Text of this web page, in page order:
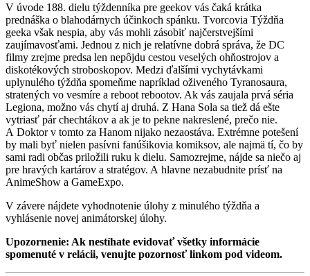
V úvode 188. dielu týždenníka pre geekov vás čaká krátka
prednáška o blahodárnych účinkoch spánku. Tvorcovia Týždňa
geeka však nespia, aby vás mohli zásobiť najčerstvejšími
zaujímavosťami. Jednou z nich je relatívne dobrá správa, že DC
filmy zrejme predsa len nepôjdu cestou veselých ohňostrojov a
diskotékových stroboskopov. Medzi ďalšími vychytávkami
uplynulého týždňa spomeňme napríklad oživeného Tyranosaura,
stratených vo vesmíre a reboot rebootov. Ak vás zaujala prvá séria
Legiona, možno vás chytí aj druhá. Z Hana Sola sa tiež dá ešte
vytriasť pár chechtákov a ak je to pekne nakreslené, prečo nie.
A Doktor v tomto za Hanom nijako nezaostáva. Extrémne potešení
by mali byť nielen pasívni fanúšikovia komiksov, ale najmä tí, čo by
sami radi občas priložili ruku k dielu. Samozrejme, nájde sa niečo aj
pre hravých kartárov a stratégov. A hlavne nezabudnite prísť na
AnimeShow a GameExpo.
V závere nájdete vyhodnotenie úlohy z minulého týždňa a
vyhlásenie novej animátorskej úlohy.
Upozornenie: Ak nestíhate evidovať všetky informácie
spomenuté v relácii, venujte pozornosť linkom pod videom.